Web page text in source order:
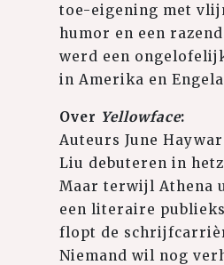
toe-eigening met
humor en een
werd een
in Amerika en
Over Yellowface:
Auteurs June
Liu debuteren in
Maar terwijl Athena
een literaire
flopt de
Niemand wil nog